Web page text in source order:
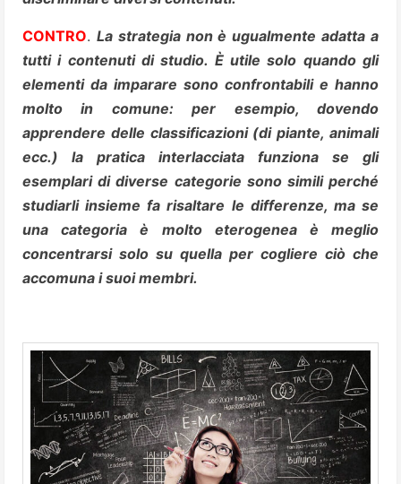
CONTRO. La strategia non è ugualmente adatta a
tutti i contenuti di studio. È utile solo quando gli
elementi da imparare sono confrontabili e hanno
molto in comune: per esempio, dovendo
apprendere delle classificazioni (di piante, animali
ecc.) la pratica interlacciata funziona se gli
esemplari di diverse categorie sono simili perché
studiarli insieme fa risaltare le differenze, ma se
una categoria è molto eterogenea è meglio
concentrarsi solo su quella per cogliere ciò che
accomuna i suoi membri.